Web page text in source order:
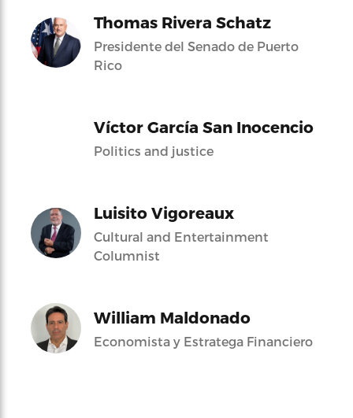
Thomas Rivera Schatz
Presidente del Senado de Puerto
Rico
Víctor García San Inocencio
Politics and justice
Luisito Vigoreaux
Cultural and Entertainment
Columnist
William Maldonado
Economista y Estratega Financiero